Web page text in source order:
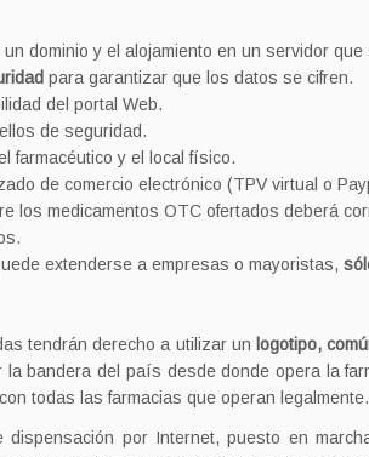
dominio y el alojamiento en un servidor
para garantizar que los datos se cifren.
del portal Web.
de seguridad.
farmacéutico y el local físico.
de comercio electrónico (TPV virtual o
los medicamentos OTC ofertados deberá
extenderse a empresas o mayoristas,
tendrán derecho a utilizar un logotipo,
la bandera del país desde donde opera la
todas las farmacias que operan legalmente.
dispensación por Internet, puesto en